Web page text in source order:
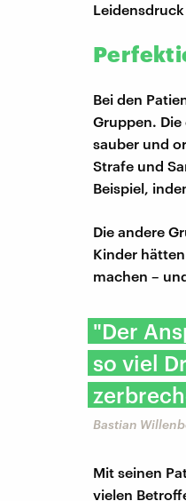
Bei den
Gruppen.
sauber und
Strafe und
Beispiel,
Die andere
Kinder
machen –
"Der
so viel
Bastian
Mit seinen
vielen